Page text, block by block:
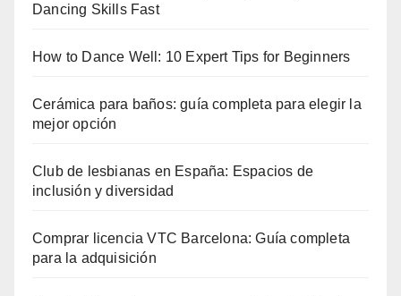
Dancing Skills Fast
How to Dance Well: 10 Expert Tips for Beginners
Cerámica para baños: guía completa para elegir la
mejor opción
Club de lesbianas en España: Espacios de
inclusión y diversidad
Comprar licencia VTC Barcelona: Guía completa
para la adquisición